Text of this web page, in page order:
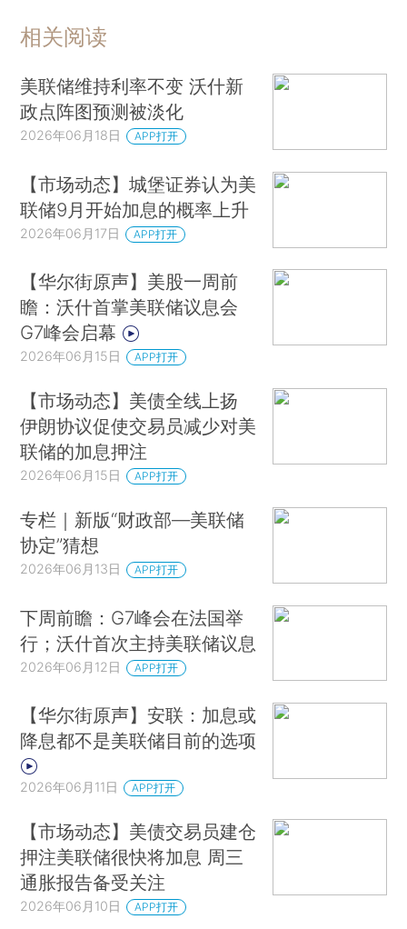
相关阅读
美联储维持利率不变 沃什新
政点阵图预测被淡化
2026年06月18日 APP打开
【市场动态】城堡证券认为美
联储9月开始加息的概率上升
2026年06月17日 APP打开
【华尔街原声】美股一周前
瞻：沃什首掌美联储议息会
G7峰会启幕
2026年06月15日 APP打开
【市场动态】美债全线上扬
伊朗协议促使交易员减少对美
联储的加息押注
2026年06月15日 APP打开
专栏｜新版“财政部—美联储
协定”猜想
2026年06月13日 APP打开
下周前瞻：G7峰会在法国举
行；沃什首次主持美联储议息
2026年06月12日 APP打开
【华尔街原声】安联：加息或
降息都不是美联储目前的选项
2026年06月11日 APP打开
【市场动态】美债交易员建仓
押注美联储很快将加息 周三
通胀报告备受关注
2026年06月10日 APP打开